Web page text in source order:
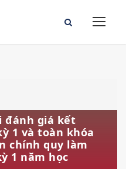
đánh giá kết
1 và toàn khóa
chính quy làm
1 năm học